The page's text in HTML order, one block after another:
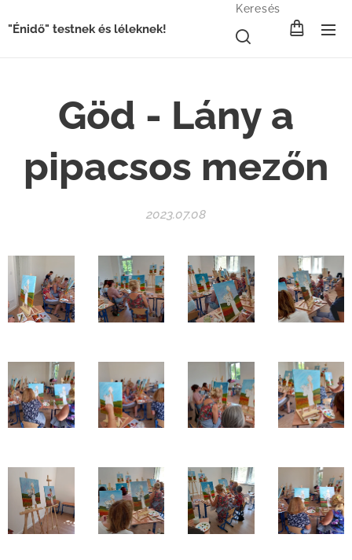
"Énidő" testnek és léleknek!
Keresés
Göd - Lány a
pipacsos mezőn
2023.07.08